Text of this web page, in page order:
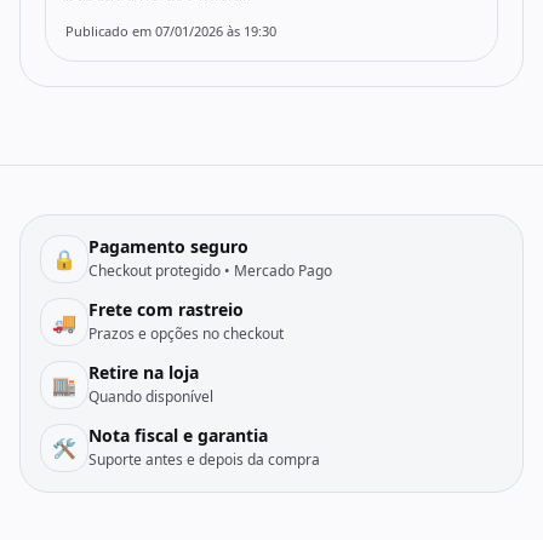
Publicado em 07/01/2026 às 19:30
🔒 Pagamento seguro
Checkout protegido • Mercado Pago
🚚 Frete com rastreio
Prazos e opções no checkout
🏬 Retire na loja
Quando disponível
🛠️ Nota fiscal e garantia
Suporte antes e depois da compra